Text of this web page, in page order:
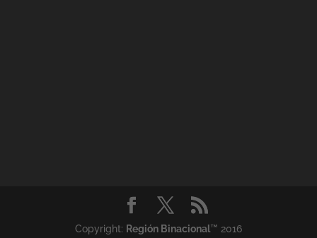
Copyright: Región Binacional™ 2016